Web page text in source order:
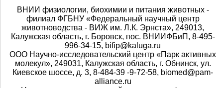
ВНИИ физиологии, биохимии и питания животных -
филиал ФГБНУ «Федеральный научный центр
животноводства - ВИЖ им. Л.К. Эрнста», 249013,
Калужская область, г. Боровск, пос. ВНИИФБиП, 8-495-
996-34-15, bifip@kaluga.ru
ООО Научно-исследовательский центр «Парк активных
молекул», 249031, Калужская область, г. Обнинск, ул.
Киевское шоссе, д. 3, 8-484-39 -9-72-58, biomed@pam-
alliance.ru